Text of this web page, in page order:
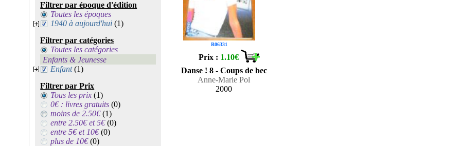
Filtrer par époque d'édition
Toutes les époques
1940 à aujourd'hui (1)
Filtrer par catégories
Toutes les catégories
Enfants & Jeunesse
Enfant(1)
Filtrer par Prix
Tous les prix(1)
0€ : livres gratuits(0)
moins de 2.50€(1)
entre 2.50€ et 5€(0)
entre 5€ et 10€(0)
plus de 10€(0)
R06331
Prix : 1.10€
Danse ! 8 - Coups de bec
Anne-Marie Pol
2000